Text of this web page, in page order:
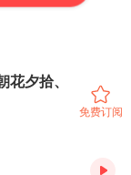
花夕拾、
免费订阅